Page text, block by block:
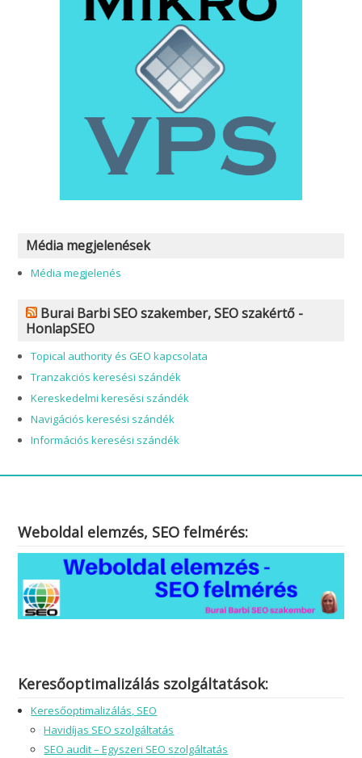
Média megjelenések
Média megjelenés
Burai Barbi SEO szakember, SEO szakértő -
HonlapSEO
Topical authority és GEO kapcsolata
Tranzakciós keresési szándék
Kereskedelmi keresési szándék
Navigációs keresési szándék
Információs keresési szándék
Weboldal elemzés, SEO felmérés:
Keresőoptimalizálás szolgáltatások:
Keresőoptimalizálás, SEO
Havidíjas SEO szolgáltatás
SEO audit – Egyszeri SEO szolgáltatás